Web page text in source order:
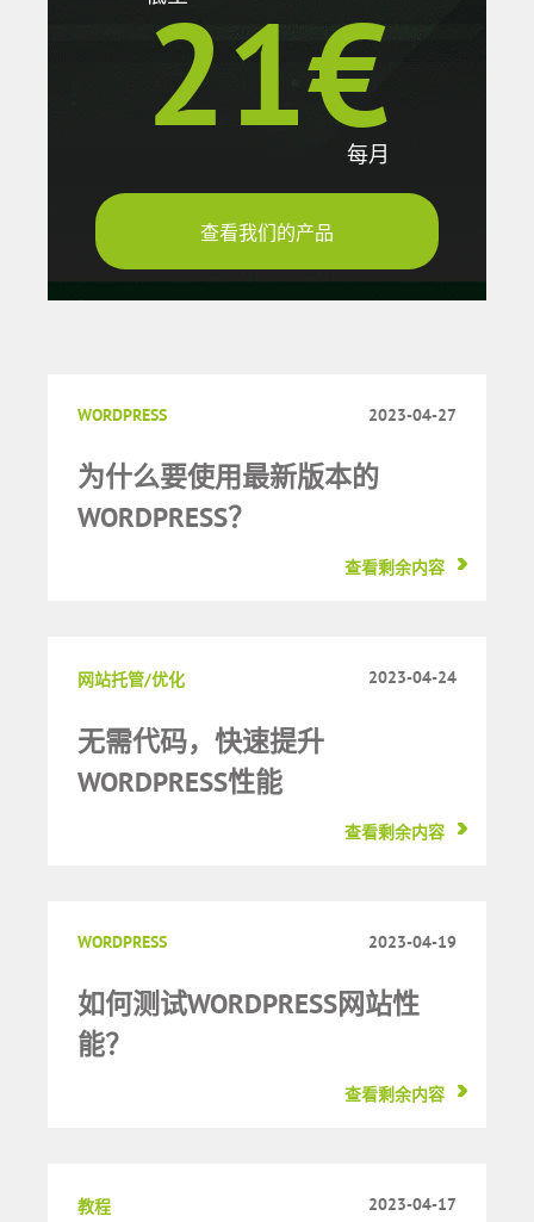
21€
每月
查看我们的产品
WORDPRESS 2023-04-27
为什么要使用最新版本的
WORDPRESS？
查看剩余内容
网站托管/优化 2023-04-24
无需代码，快速提升
WORDPRESS性能
查看剩余内容
WORDPRESS 2023-04-19
如何测试WORDPRESS网站性
能？
查看剩余内容
教程 2023-04-17